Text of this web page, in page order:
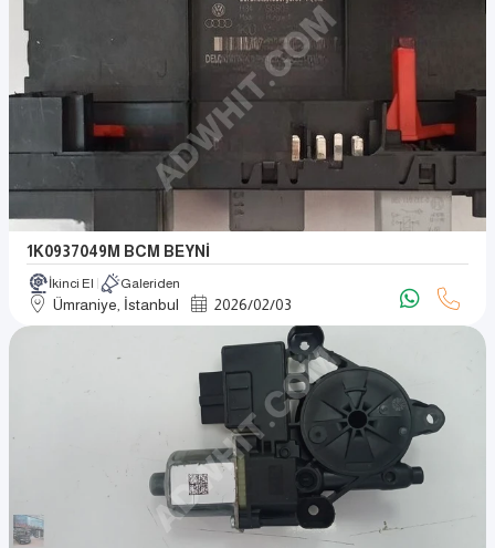
1K0937049M BCM BEYNİ
İkinci El Galeriden
Ümraniye, İstanbul 2026/02/03